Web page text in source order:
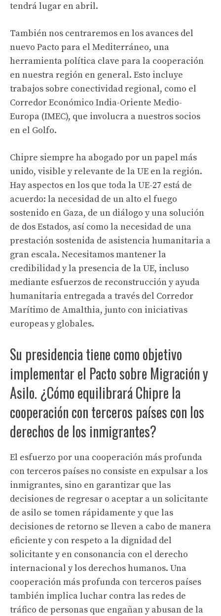
tendrá lugar en abril.
También nos centraremos en los avances del
nuevo Pacto para el Mediterráneo, una
herramienta política clave para la cooperación
en nuestra región en general. Esto incluye
trabajos sobre conectividad regional, como el
Corredor Económico India-Oriente Medio-
Europa (IMEC), que involucra a nuestros socios
en el Golfo.
Chipre siempre ha abogado por un papel más
unido, visible y relevante de la UE en la región.
Hay aspectos en los que toda la UE-27 está de
acuerdo: la necesidad de un alto el fuego
sostenido en Gaza, de un diálogo y una solución
de dos Estados, así como la necesidad de una
prestación sostenida de asistencia humanitaria a
gran escala. Necesitamos mantener la
credibilidad y la presencia de la UE, incluso
mediante esfuerzos de reconstrucción y ayuda
humanitaria entregada a través del Corredor
Marítimo de Amalthia, junto con iniciativas
europeas y globales.
Su presidencia tiene como objetivo
implementar el Pacto sobre Migración y
Asilo. ¿Cómo equilibrará Chipre la
cooperación con terceros países con los
derechos de los inmigrantes?
El esfuerzo por una cooperación más profunda
con terceros países no consiste en expulsar a los
inmigrantes, sino en garantizar que las
decisiones de regresar o aceptar a un solicitante
de asilo se tomen rápidamente y que las
decisiones de retorno se lleven a cabo de manera
eficiente y con respeto a la dignidad del
solicitante y en consonancia con el derecho
internacional y los derechos humanos. Una
cooperación más profunda con terceros países
también implica luchar contra las redes de
tráfico de personas que engañan y abusan de la